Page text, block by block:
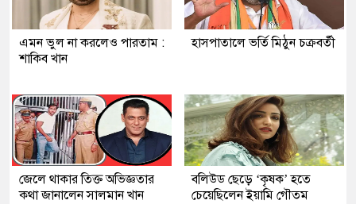
এমন ভুল না করলেও পারতাম :
শাকিব খান
হাসপাতালে ভর্তি মিঠুন চক্রবর্তী
জেলে থাকার তিক্ত অভিজ্ঞতার
কথা জানালেন সালমান খান
বলিউড ছেড়ে ‘কৃষক’ হতে
চেয়েছিলেন ইয়ামি গৌতম